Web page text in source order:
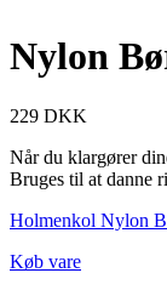
Nylon
229 DKK
Når du klargører
Bruges til at danne
Holmenkol Nylon
Køb vare